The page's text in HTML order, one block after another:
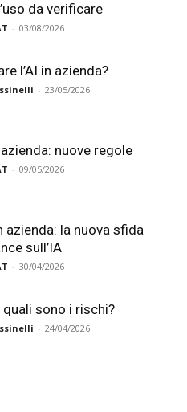
da verificare
- 03/08/2026
l’AI in azienda?
- 23/05/2026
nuove regole
- 09/05/2026
azienda: la nuova sfida
sull’IA
- 30/04/2026
quali sono i rischi?
- 24/04/2026